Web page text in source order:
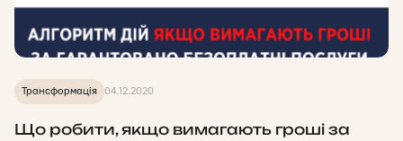
Трансформація 04.12.2020
Що робити, якщо вимагають гроші за